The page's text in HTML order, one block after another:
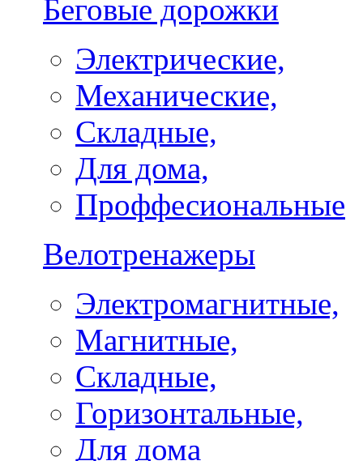
Беговые дорожки
Электрические,
Механические,
Складные,
Для дома,
Проффесиональные
Велотренажеры
Электромагнитные,
Магнитные,
Складные,
Горизонтальные,
Для дома